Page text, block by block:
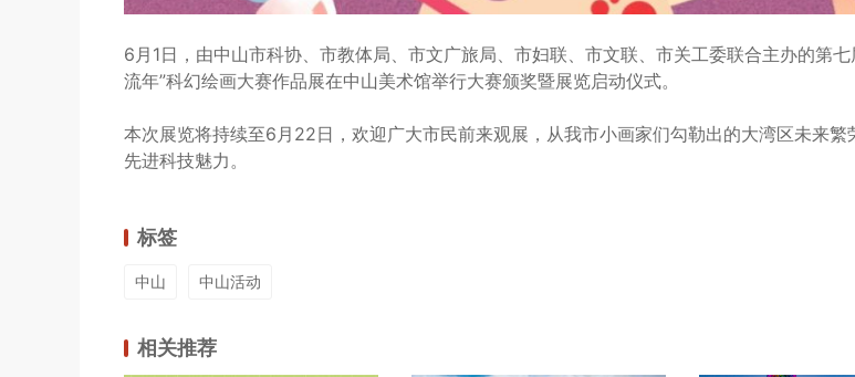
6月1日，由中山市科协、市教体局、市文广旅局、市妇联、市文联、市关工委联合主办的第七
流年”科幻绘画大赛作品展在中山美术馆举行大赛颁奖暨展览启动仪式。
本次展览将持续至6月22日，欢迎广大市民前来观展，从我市小画家们勾勒出的大湾区未来繁
先进科技魅力。
标签
中山 中山活动
相关推荐